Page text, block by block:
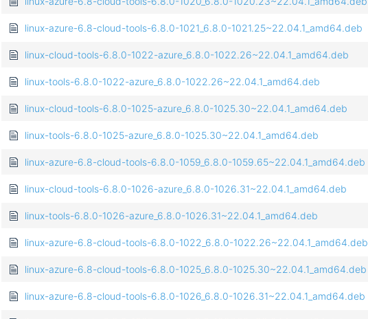
linux-azure-6.8-cloud-tools-6.8.0-1021_6.8.0-1021.25~22.04.1_amd64.deb
linux-cloud-tools-6.8.0-1022-azure_6.8.0-1022.26~22.04.1_amd64.deb
linux-tools-6.8.0-1022-azure_6.8.0-1022.26~22.04.1_amd64.deb
linux-cloud-tools-6.8.0-1025-azure_6.8.0-1025.30~22.04.1_amd64.deb
linux-tools-6.8.0-1025-azure_6.8.0-1025.30~22.04.1_amd64.deb
linux-azure-6.8-cloud-tools-6.8.0-1059_6.8.0-1059.65~22.04.1_amd64.deb
linux-cloud-tools-6.8.0-1026-azure_6.8.0-1026.31~22.04.1_amd64.deb
linux-tools-6.8.0-1026-azure_6.8.0-1026.31~22.04.1_amd64.deb
linux-azure-6.8-cloud-tools-6.8.0-1022_6.8.0-1022.26~22.04.1_amd64.deb
linux-azure-6.8-cloud-tools-6.8.0-1025_6.8.0-1025.30~22.04.1_amd64.deb
linux-azure-6.8-cloud-tools-6.8.0-1026_6.8.0-1026.31~22.04.1_amd64.deb